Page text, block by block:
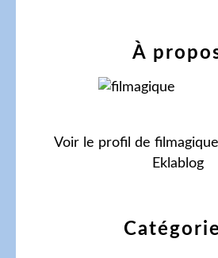
À
Voir le profil de filmagique
Eklablog